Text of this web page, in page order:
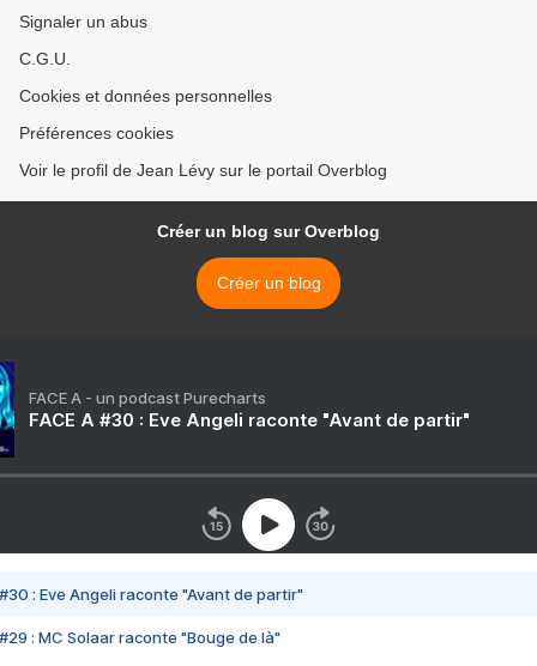
Signaler un abus
C.G.U.
Cookies et données personnelles
Préférences cookies
Voir le profil de Jean Lévy sur le portail Overblog
Créer un blog sur Overblog
Créer un blog
FACE A - un podcast Purecharts
FACE A #30 : Eve Angeli raconte "Avant de partir"
#30 : Eve Angeli raconte "Avant de partir"
#29 : MC Solaar raconte "Bouge de là"